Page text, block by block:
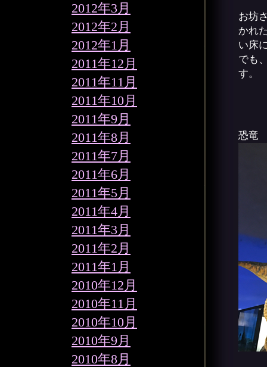
2012年3月
2012年2月
2012年1月
2011年12月
2011年11月
2011年10月
2011年9月
2011年8月
2011年7月
2011年6月
2011年5月
2011年4月
2011年3月
2011年2月
2011年1月
2010年12月
2010年11月
2010年10月
2010年9月
2010年8月
お坊
かれ
い床
でも
す。
恐竜